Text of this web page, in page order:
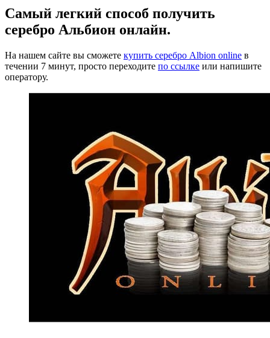
Самый легкий способ получить
серебро Альбион онлайн.
На нашем сайте вы сможете купить серебро Albion online в
течении 7 минут, просто переходите по ссылке или напишите
оператору.